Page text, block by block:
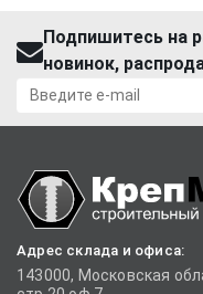
Подпишитесь на
новинок,
Адрес склада и офиса:
143000, Московская